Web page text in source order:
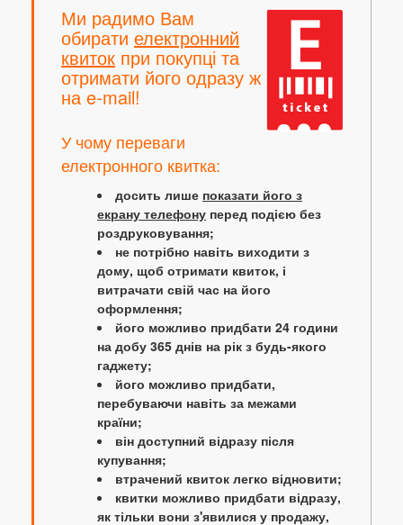
Ми радимо Вам
обирати електронний
квиток при покупці та
отримати його одразу ж
на e-mail!
У чому переваги
електронного квитка:
досить лише показати його з
екрану телефону перед подією без
роздруковування;
не потрібно навіть виходити з
дому, щоб отримати квиток, і
витрачати свій час на його
оформлення;
його можливо придбати 24 години
на добу 365 днів на рік з будь-якого
гаджету;
його можливо придбати,
перебуваючи навіть за межами
країни;
він доступний відразу після
купування;
втрачений квиток легко відновити;
квитки можливо придбати відразу,
як тільки вони з'явилися у продажу,